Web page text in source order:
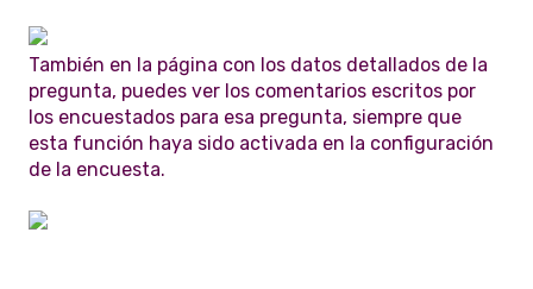
También en la página con los datos detallados de la
pregunta, puedes ver los comentarios escritos por
los encuestados para esa pregunta, siempre que
esta función haya sido activada en la configuración
de la encuesta.